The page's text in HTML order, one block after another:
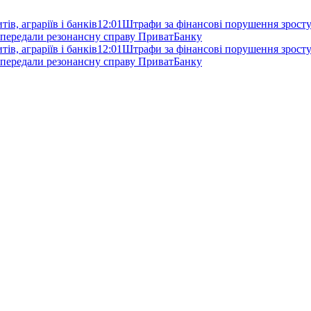
аграріїв і банків12:01Штрафи за фінансові порушення
резонансну справу ПриватБанку
аграріїв і банків12:01Штрафи за фінансові порушення
резонансну справу ПриватБанку